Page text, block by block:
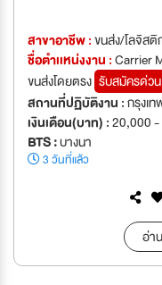
สาขาอาชีพ :ขนส่ง/โลจิส
ชื่อตำเเหน่งงาน :Carrier
ขนส่งโดยตรง รับสมัครด่วน
สถานที่ปฏิบัติงาน :กรุงเ
เงินเดือน(บาท) :20,000
BTS :บางนา
3 วันที่แล้ว
อ่า